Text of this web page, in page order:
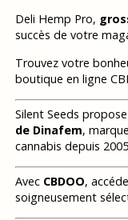
Deli Hemp Pro,
succès de votre
Trouvez votre
boutique en ligne
Silent Seeds
de Dinafem,
cannabis depuis
Avec CBDOO,
soigneusement